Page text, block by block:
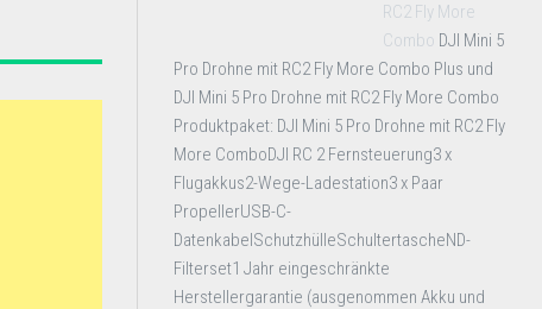
RC2 Fly More
Combo DJI Mini 5
Pro Drohne mit RC2 Fly More Combo Plus und
DJI Mini 5 Pro Drohne mit RC2 Fly More Combo
Produktpaket: DJI Mini 5 Pro Drohne mit RC2 Fly
More ComboDJI RC 2 Fernsteuerung3 x
Flugakkus2-Wege-Ladestation3 x Paar
PropellerUSB-C-
DatenkabelSchutzhülleSchultertascheND-
Filterset1 Jahr eingeschränkte
Herstellergarantie (ausgenommen Akku und